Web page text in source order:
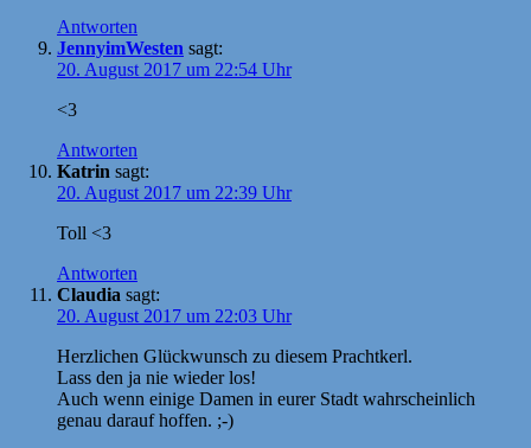
Antworten
JennyimWesten sagt:
20. August 2017 um 22:54 Uhr
<3
Antworten
Katrin sagt:
20. August 2017 um 22:39 Uhr
Toll <3
Antworten
Claudia sagt:
20. August 2017 um 22:03 Uhr
Herzlichen Glückwunsch zu diesem Prachtkerl.
Lass den ja nie wieder los!
Auch wenn einige Damen in eurer Stadt wahrscheinlich
genau darauf hoffen. ;-)